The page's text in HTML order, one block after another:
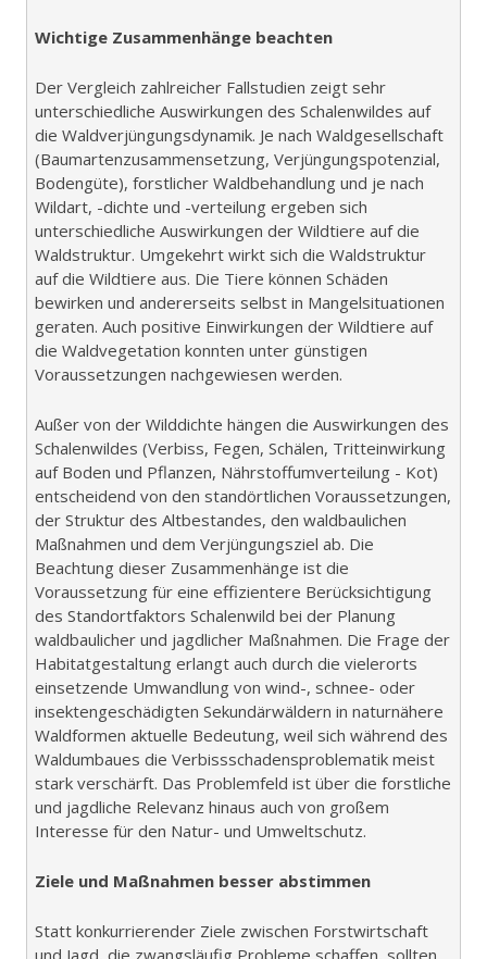
Wichtige Zusammenhänge beachten
Der Vergleich zahlreicher Fallstudien zeigt sehr
unterschiedliche Auswirkungen des Schalenwildes auf
die Waldverjüngungsdynamik. Je nach Waldgesellschaft
(Baumartenzusammensetzung, Verjüngungspotenzial,
Bodengüte), forstlicher Waldbehandlung und je nach
Wildart, -dichte und -verteilung ergeben sich
unterschiedliche Auswirkungen der Wildtiere auf die
Waldstruktur. Umgekehrt wirkt sich die Waldstruktur
auf die Wildtiere aus. Die Tiere können Schäden
bewirken und andererseits selbst in Mangelsituationen
geraten. Auch positive Einwirkungen der Wildtiere auf
die Waldvegetation konnten unter günstigen
Voraussetzungen nachgewiesen werden.
Außer von der Wilddichte hängen die Auswirkungen des
Schalenwildes (Verbiss, Fegen, Schälen, Tritteinwirkung
auf Boden und Pflanzen, Nährstoffumverteilung - Kot)
entscheidend von den standörtlichen Voraussetzungen,
der Struktur des Altbestandes, den waldbaulichen
Maßnahmen und dem Verjüngungsziel ab. Die
Beachtung dieser Zusammenhänge ist die
Voraussetzung für eine effizientere Berücksichtigung
des Standortfaktors Schalenwild bei der Planung
waldbaulicher und jagdlicher Maßnahmen. Die Frage der
Habitatgestaltung erlangt auch durch die vielerorts
einsetzende Umwandlung von wind-, schnee- oder
insektengeschädigten Sekundärwäldern in naturnähere
Waldformen aktuelle Bedeutung, weil sich während des
Waldumbaues die Verbissschadensproblematik meist
stark verschärft. Das Problemfeld ist über die forstliche
und jagdliche Relevanz hinaus auch von großem
Interesse für den Natur- und Umweltschutz.
Ziele und Maßnahmen besser abstimmen
Statt konkurrierender Ziele zwischen Forstwirtschaft